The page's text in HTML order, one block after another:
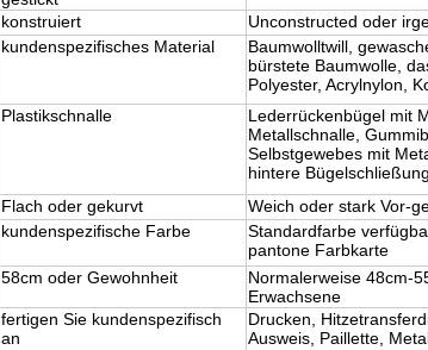
konstruiert
Unconstructed oder
kundenspezifisches Material
Baumwolltwill,
bürstete Baumwolle,
Polyester, Acrylnylon,
Plastikschnalle
Lederrückenbügel mit
Metallschnalle,
Selbstgewebes mit
hintere
Flach oder gekurvt
Weich oder stark Vor-
kundenspezifische Farbe
Standardfarbe
pantone Farbkarte
58cm oder Gewohnheit
Normalerweise 48cm-
Erwachsene
fertigen Sie kundenspezifisch
an
Drucken,
Ausweis, Paillette,